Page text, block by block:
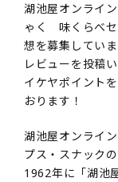
湖池屋オンライ
ゃく 味くらべセ
想を募集していま
レビューを投稿
イケヤポイント
おります！
湖池屋オンライ
プス・スナック
1962年に「湖池